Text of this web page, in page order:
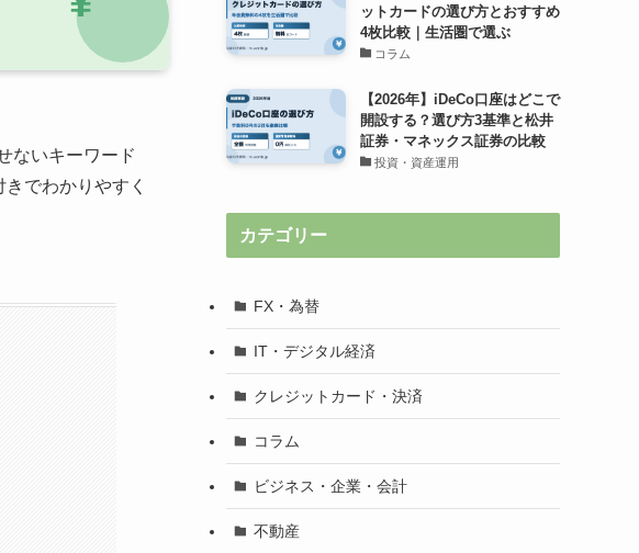
ないキーワード
でわかりやすく
ットカードの選び方とおすすめ
4枚比較｜生活圏で選ぶ
コラム
【2026年】iDeCo口座はどこで
開設する？選び方3基準と松井
証券・マネックス証券の比較
投資・資産運用
カテゴリー
FX・為替
IT・デジタル経済
クレジットカード・決済
コラム
ビジネス・企業・会計
不動産